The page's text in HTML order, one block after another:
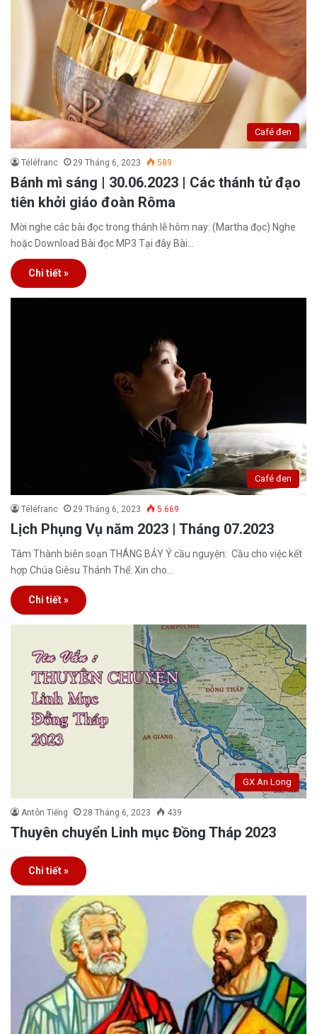
Café đen
Téléfranc 29 Tháng 6, 2023 589
Bánh mì sáng | 30.06.2023 | Các thánh tử đạo
tiên khởi giáo đoàn Rôma
Mời nghe các bài đọc trong thánh lễ hôm nay: (Martha đọc) Nghe
hoặc Download Bài đọc MP3 Tại đây Bài…
Chi tiết »
Café đen
Téléfranc 29 Tháng 6, 2023 5.669
Lịch Phụng Vụ năm 2023 | Tháng 07.2023
Tâm Thành biên soạn THÁNG BẢY Ý cầu nguyện: Cầu cho việc kết
hợp Chúa Giêsu Thánh Thể: Xin cho…
Chi tiết »
GX An Long
Antôn Tiếng 28 Tháng 6, 2023 439
Thuyên chuyển Linh mục Đồng Tháp 2023
Chi tiết »